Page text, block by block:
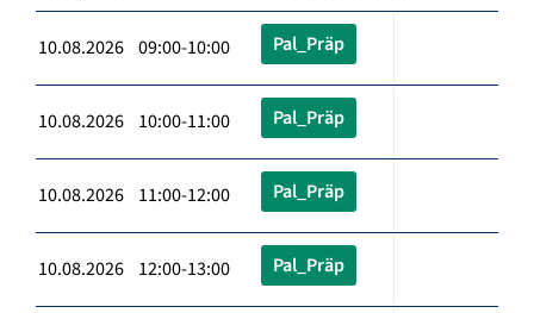
10.08.2026 09:00-10:00 Pal_Präp
10.08.2026 10:00-11:00 Pal_Präp
10.08.2026 11:00-12:00 Pal_Präp
10.08.2026 12:00-13:00 Pal_Präp